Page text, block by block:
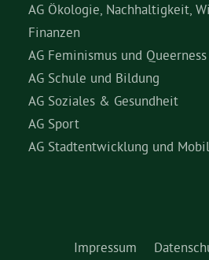
AG Ökologie, Nachhaltigkeit,
Finanzen
AG Feminismus und Queerness
AG Schule und Bildung
AG Soziales & Gesundheit
AG Sport
AG Stadtentwicklung und
Impressum